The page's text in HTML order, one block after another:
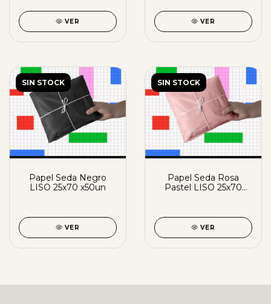
VER VER
SIN STOCK
Papel Seda Negro
LISO 25x70 x50un
VER
SIN STOCK
Papel Seda Rosa
Pastel LISO 25x70
VER